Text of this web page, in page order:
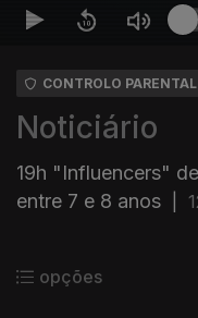
CONTROLO
Noticiário
19h "Influencers"
entre 7 e 8 anos
opções